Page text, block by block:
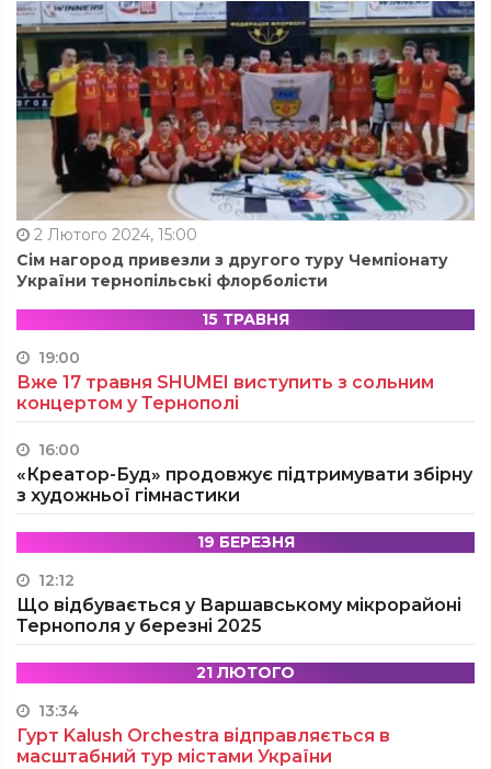
2 Лютого 2024, 15:00
Сім нагород привезли з другого туру Чемпіонату
України тернопільські флорболісти
15 ТРАВНЯ
19:00
Вже 17 травня SHUMEI виступить з сольним
концертом у Тернополі
16:00
«Креатор-Буд» продовжує підтримувати збірну
з художньої гімнастики
19 БЕРЕЗНЯ
12:12
Що відбувається у Варшавському мікрорайоні
Тернополя у березні 2025
21 ЛЮТОГО
13:34
Гурт Kalush Orchestra відправляється в
масштабний тур містами України